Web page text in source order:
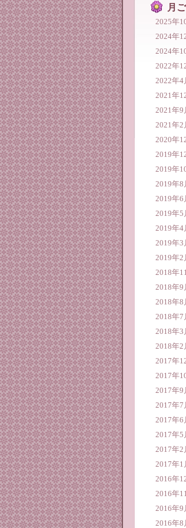
月
2025年
2024年
2024年
2022年
2022年4
2021年
2021年9
2021年2
2020年
2019年
2019年
2019年8
2019年6
2019年5
2019年4
2019年3
2019年2
2018年
2018年9
2018年8
2018年7
2018年3
2018年2
2017年
2017年
2017年9
2017年7
2017年6
2017年5
2017年2
2017年1
2016年
2016年
2016年9
2016年8